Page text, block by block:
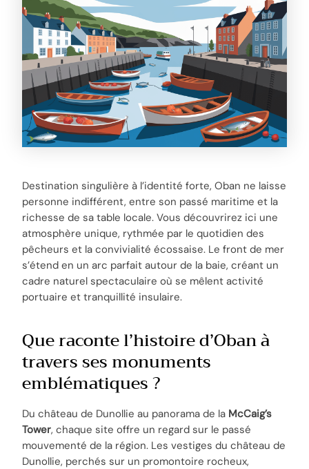
Destination singulière à l’identité forte, Oban ne laisse
personne indifférent, entre son passé maritime et la
richesse de sa table locale. Vous découvrirez ici une
atmosphère unique, rythmée par le quotidien des
pêcheurs et la convivialité écossaise. Le front de mer
s’étend en un arc parfait autour de la baie, créant un
cadre naturel spectaculaire où se mêlent activité
portuaire et tranquillité insulaire.
Que raconte l’histoire d’Oban à
travers ses monuments
emblématiques ?
Du château de Dunollie au panorama de la McCaig’s
Tower, chaque site offre un regard sur le passé
mouvementé de la région. Les vestiges du château de
Dunollie, perchés sur un promontoire rocheux,